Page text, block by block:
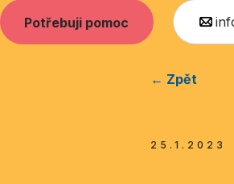
Potřebuji pomoc
← Zpět
25.1.2023